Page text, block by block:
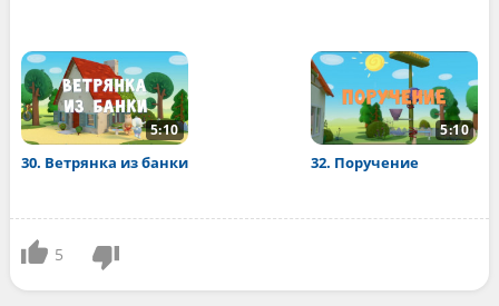
5:10
30. Ветрянка из банки
5:10
32. Поручение
5